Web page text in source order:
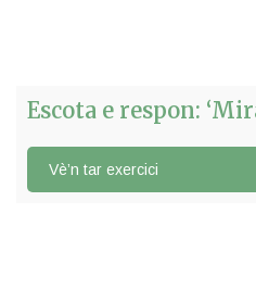
Escota e respon: